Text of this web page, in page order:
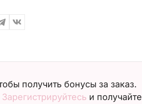
получить бонусы за заказ.
Зарегистрируйтесь и получайте